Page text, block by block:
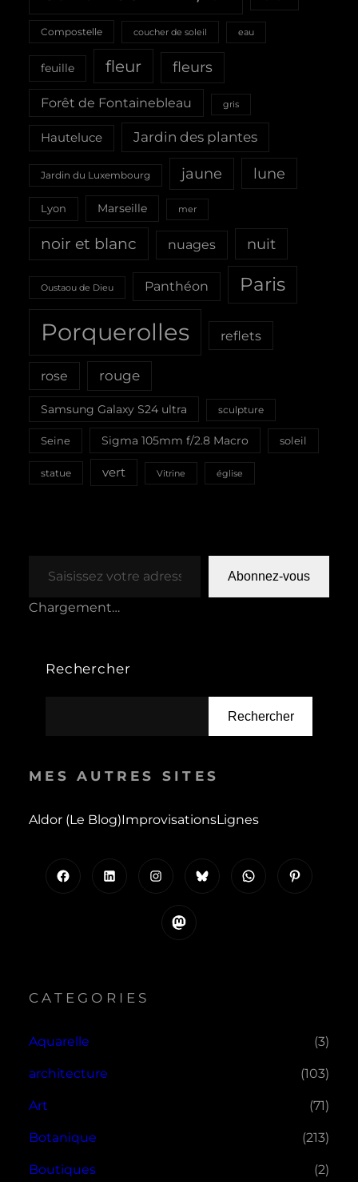
Compostelle coucher de soleil eau
feuille fleur fleurs
Forêt de Fontainebleau gris
Hauteluce Jardin des plantes
Jardin du Luxembourg jaune lune
Lyon Marseille mer
noir et blanc nuages nuit
Oustaou de Dieu Panthéon Paris
Porquerolles reflets
rose rouge
Samsung Galaxy S24 ultra sculpture
Seine Sigma 105mm f/2.8 Macro soleil
statue vert Vitrine église
Abonnez-vous
Chargement…
Rechercher
Rechercher
MES AUTRES SITES
Aldor (le Blog)ImprovisationsLignes
Instagram WhatsApp
Mastodon
CATEGORIES
Aquarelle (3)
architecture (103)
Art (71)
Botanique (213)
Boutiques (2)